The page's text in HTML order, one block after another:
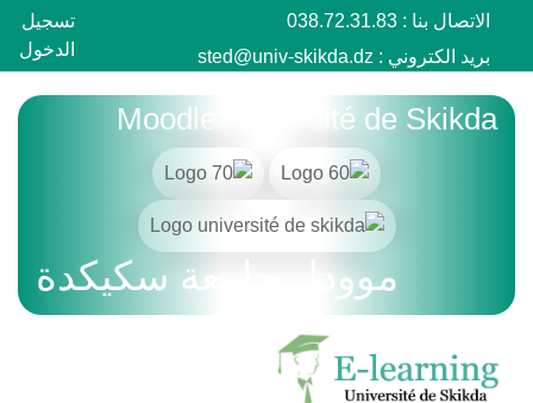
Moodle université de Skikda
موودل جامعة سكيكدة
الاتصال بنا : 038.72.31.83
بريد الكتروني : sted@univ-skikda.dz
تسجيل
الدخول